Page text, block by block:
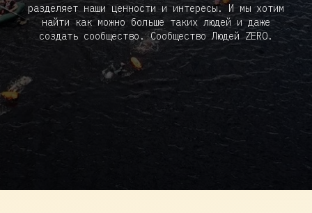
разделяет наши ценности и интересы. И мы хотим
найти как можно больше таких людей и даже
создать сообщество. Сообщество Людей ZERO.